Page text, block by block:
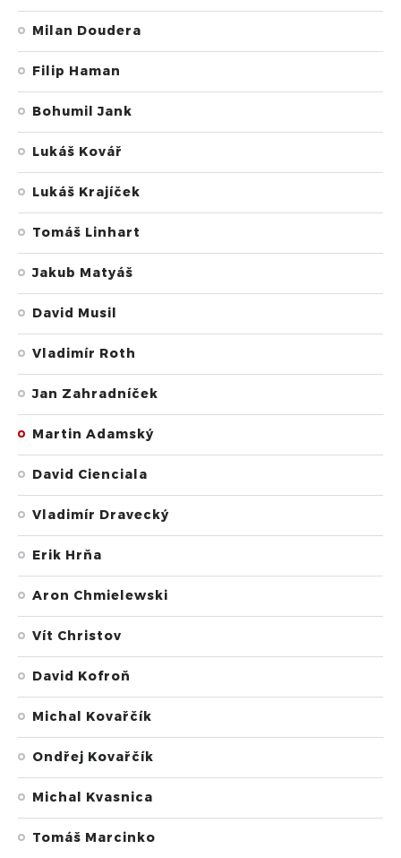
Milan Doudera
Filip Haman
Bohumil Jank
Lukáš Kovář
Lukáš Krajíček
Tomáš Linhart
Jakub Matyáš
David Musil
Vladimír Roth
Jan Zahradníček
Martin Adamský
David Cienciala
Vladimír Dravecký
Erik Hrňa
Aron Chmielewski
Vít Christov
David Kofroň
Michal Kovařčík
Ondřej Kovařčík
Michal Kvasnica
Tomáš Marcinko